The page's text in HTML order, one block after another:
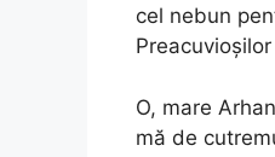
cel nebun
O, mare
mă de